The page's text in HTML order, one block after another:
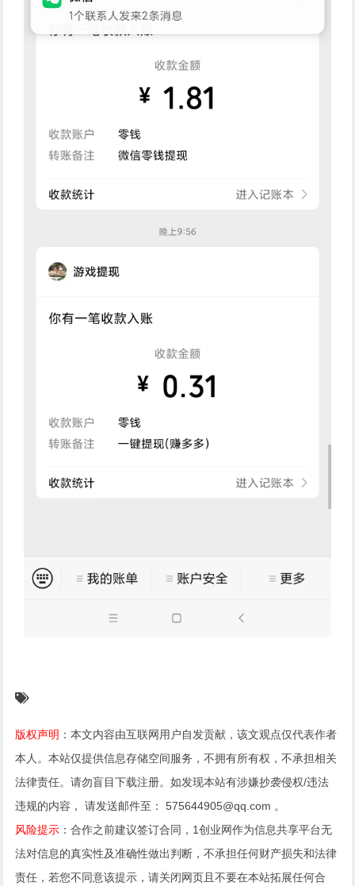
版权声明 ：本文内容由互联网用户自发贡献，该文观点仅代表作者
本人。本站仅提供信息存储空间服务，不拥有所有权，不承担相关
法律责任。请勿盲目下载注册。如发现本站有涉嫌抄袭侵权/违法
违规的内容， 请发送邮件至： 575644905@qq.com 。
风险提示 ：合作之前建议签订合同，1创业网作为信息共享平台无
法对信息的真实性及准确性做出判断，不承担任何财产损失和法律
责任，若您不同意该提示，请关闭网页且不要在本站拓展任何合